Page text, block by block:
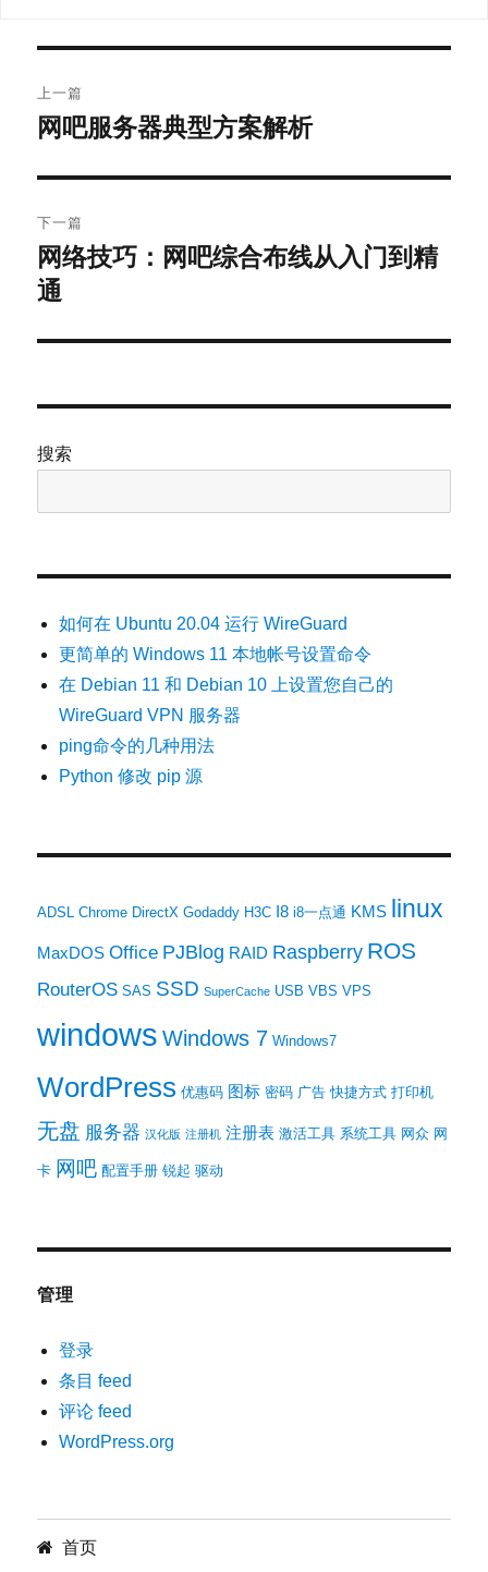
章
航
上一篇
上
文
章：
网吧服务器典型方案解析
下一篇
下
篇
章：
网络技巧：网吧综合布线从入门到精
通
搜索
如何在 Ubuntu 20.04 运行 WireGuard
更简单的 Windows 11 本地帐号设置命令
在 Debian 11 和 Debian 10 上设置您自己的
WireGuard VPN 服务器
ping命令的几种用法
Python 修改 pip 源
ADSL Chrome DirectX Godaddy H3C I8 i8一点通 KMS linux
MaxDOS Office PJBlog RAID Raspberry ROS
RouterOS SAS SSD SuperCache USB VBS VPS
windows Windows 7 Windows7
WordPress 优惠码 图标 密码 广告 快捷方式 打印机
无盘 服务器 汉化版 注册机 注册表 激活工具 系统工具 网众 网
卡 网吧 配置手册 锐起 驱动
管理
登录
条目 feed
评论 feed
WordPress.org
首页